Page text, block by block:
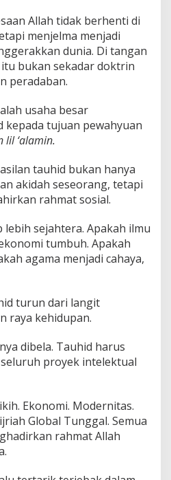
Allah tidak berhenti di
menjelma menjadi
dunia. Di tangan
bukan sekadar doktrin
peradaban.
usaha besar
kepada tujuan pewahyuan
lil ‘alamin.
tauhid bukan hanya
akidah seseorang, tetapi
rahmat sosial.
sejahtera. Apakah ilmu
tumbuh. Apakah
agama menjadi cahaya,
turun dari langit
raya kehidupan.
dibela. Tauhid harus
proyek intelektual
Ekonomi. Modernitas.
Global Tunggal. Semua
rahmat Allah